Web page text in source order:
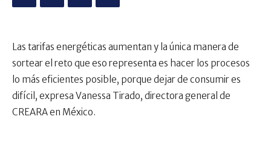
Las tarifas energéticas aumentan y la única manera de
sortear el reto que eso representa es hacer los procesos
lo más eficientes posible, porque dejar de consumir es
difícil, expresa Vanessa Tirado, directora general de
CREARA en México.